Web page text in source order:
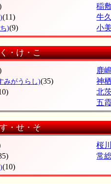
稲
(11) 牛
)(9) 小
・け・こ
鹿
みがうらし)(35) 神
北
五
・せ・そ
桜
常
(10)